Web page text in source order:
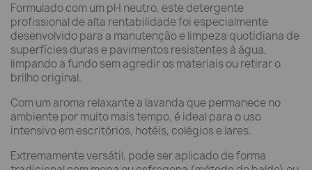
Formulado com um pH neutro, este detergente
profissional de alta rentabilidade foi especialmente
desenvolvido para a manutenção e limpeza quotidiana de
superfícies duras e pavimentos resistentes à água,
limpando a fundo sem agredir os materiais ou retirar o
brilho original.
Com um aroma relaxante a lavanda que permanece no
ambiente por muito mais tempo, é ideal para o uso
intensivo em escritórios, hotéis, colégios e lares.
Extremamente versátil, pode ser aplicado de forma